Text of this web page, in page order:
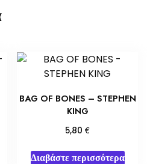
BAG OF BONES – STEPHEN
KING
5,80€
Διαβάστε περισσότερα